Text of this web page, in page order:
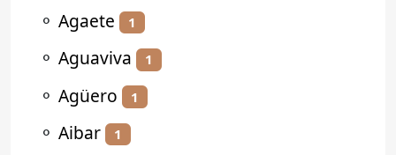
⚬ Agaete 1
⚬ Aguaviva 1
⚬ Agüero 1
⚬ Aibar 1